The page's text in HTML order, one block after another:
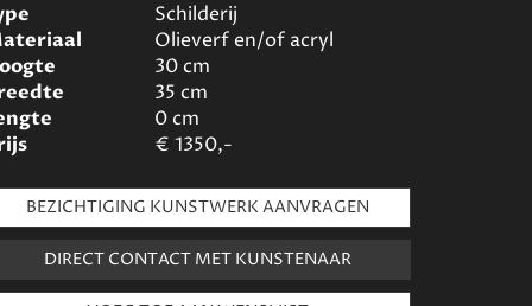
Schilderij
Olieverf en/of acryl
30cm
35 cm
0cm
€ 1350,-
BEZICHTIGING KUNSTWERK AANVRAGEN
DIRECT CONTACT MET KUNSTENAAR